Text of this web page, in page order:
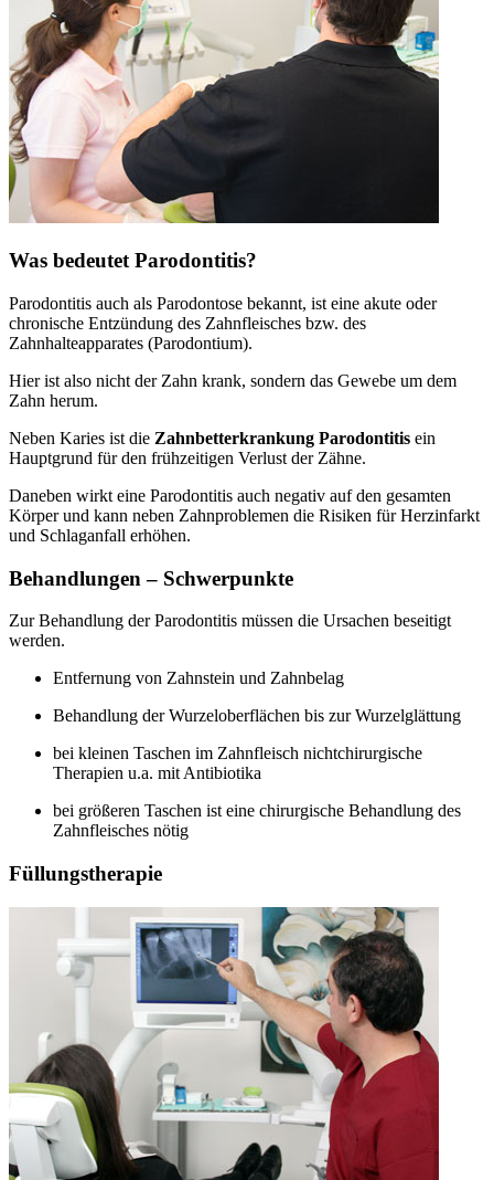
Was bedeutet Parodontitis?
Parodontitis auch als Parodontose bekannt, ist eine akute oder
chronische Entzündung des Zahnfleisches bzw. des
Zahnhalteapparates (Parodontium).
Hier ist also nicht der Zahn krank, sondern das Gewebe um dem
Zahn herum.
Neben Karies ist die Zahnbetterkrankung Parodontitis ein
Hauptgrund für den frühzeitigen Verlust der Zähne.
Daneben wirkt eine Parodontitis auch negativ auf den gesamten
Körper und kann neben Zahnproblemen die Risiken für Herzinfarkt
und Schlaganfall erhöhen.
Behandlungen – Schwerpunkte
Zur Behandlung der Parodontitis müssen die Ursachen beseitigt
werden.
Entfernung von Zahnstein und Zahnbelag
Behandlung der Wurzeloberflächen bis zur Wurzelglättung
bei kleinen Taschen im Zahnfleisch nichtchirurgische
Therapien u.a. mit Antibiotika
bei größeren Taschen ist eine chirurgische Behandlung des
Zahnfleisches nötig
Füllungstherapie